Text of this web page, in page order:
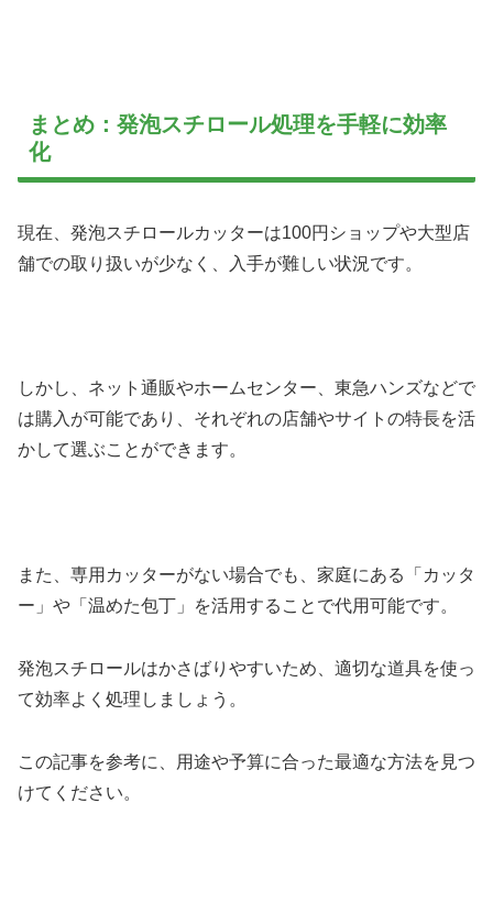
まとめ：発泡スチロール処理を手軽に効率
化
現在、発泡スチロールカッターは100円ショップや大型店
舗での取り扱いが少なく、入手が難しい状況です。
しかし、ネット通販やホームセンター、東急ハンズなどで
は購入が可能であり、それぞれの店舗やサイトの特長を活
かして選ぶことができます。
また、専用カッターがない場合でも、家庭にある「カッタ
ー」や「温めた包丁」を活用することで代用可能です。
発泡スチロールはかさばりやすいため、適切な道具を使っ
て効率よく処理しましょう。
この記事を参考に、用途や予算に合った最適な方法を見つ
けてください。